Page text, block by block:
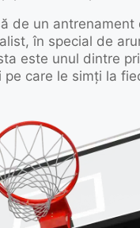
de un antrenament
în special de
este unul dintre
pe care le simți la